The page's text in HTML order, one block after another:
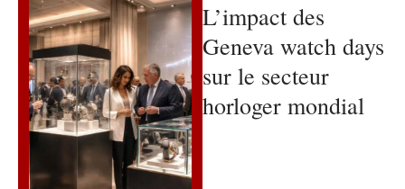
L’impact des
Geneva watch days
sur le secteur
horloger mondial